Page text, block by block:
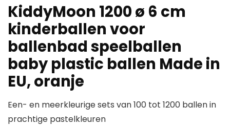
KiddyMoon 1200 ø 6 cm
kinderballen voor
ballenbad speelballen
baby plastic ballen Made in
EU, oranje
Een- en meerkleurige sets van 100 tot 1200 ballen in
prachtige pastelkleuren